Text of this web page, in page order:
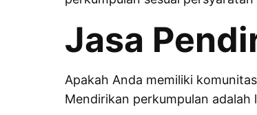
Jasa
Apakah Anda memiliki
Mendirikan perkumpulan